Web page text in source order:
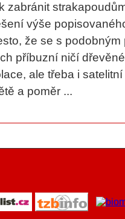
zabránit
výše
že se s
příbuzní ničí
ale třeba i
a poměr ...